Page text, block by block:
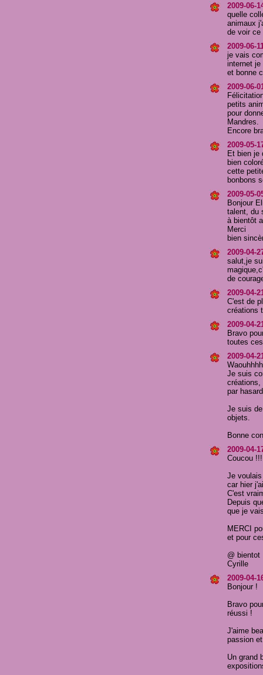
2009-06-
quelle
animaux
de voir ce
2009-06-
je vais
internet
et bonne
2009-06-
petits
pour
Mandres.
Encore
2009-05-
Et bien je
bien
cette
bonbons
2009-05-
Bonjour
talent, du
à bientôt
Merci
bien
2009-04-
salut,je
de
2009-04-
C'est de
créations
2009-04-
Bravo
toutes
2009-04-
Je suis
créations,
par
Je suis
objets.
Bonne
2009-04-
Coucou !!!
Je
car hier
C'est
Depuis
que je
MERCI
et pour
@ bientot
Cyrille
2009-04-
Bonjour !
Bravo
réussi !
J'aime
passion
Un grand